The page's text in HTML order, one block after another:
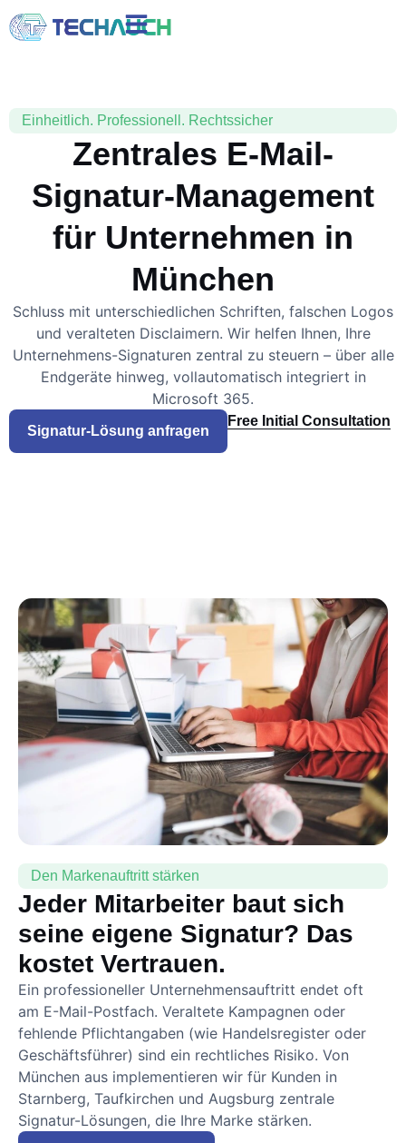
Einheitlich. Professionell. Rechtssicher
Zentrales E-Mail-
Signatur-Management
für Unternehmen in
München
Schluss mit unterschiedlichen Schriften, falschen Logos
und veralteten Disclaimern. Wir helfen Ihnen, Ihre
Unternehmens-Signaturen zentral zu steuern – über alle
Endgeräte hinweg, vollautomatisch integriert in
Microsoft 365.
Signatur-Lösung anfragen
Free Initial Consultation
Den Markenauftritt stärken
Jeder Mitarbeiter baut sich
seine eigene Signatur? Das
kostet Vertrauen.
Ein professioneller Unternehmensauftritt endet oft
am E-Mail-Postfach. Veraltete Kampagnen oder
fehlende Pflichtangaben (wie Handelsregister oder
Geschäftsführer) sind ein rechtliches Risiko. Von
München aus implementieren wir für Kunden in
Starnberg, Taufkirchen und Augsburg zentrale
Signatur-Lösungen, die Ihre Marke stärken.